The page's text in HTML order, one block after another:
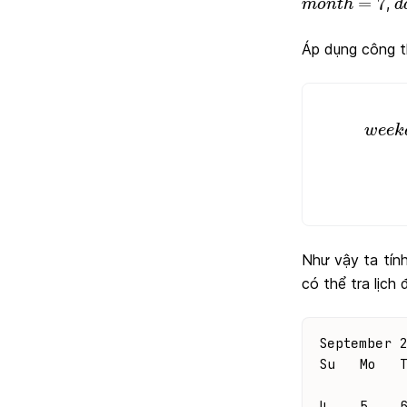
month , d
Áp dụng công
week
Như vậy ta
có thể tra lịch
September
Su   Mo